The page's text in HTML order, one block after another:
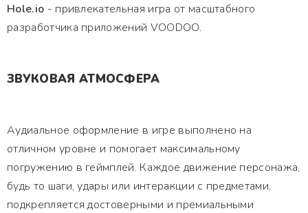
Hole.io - привлекательная игра от масштабного
разработчика приложений VOODOO.
ЗВУКОВАЯ АТМОСФЕРА
Аудиальное оформление в игре выполнено на
отличном уровне и помогает максимальному
погружению в геймплей. Каждое движение персонажа,
будь то шаги, удары или интеракции с предметами,
подкрепляется достоверными и премиальными